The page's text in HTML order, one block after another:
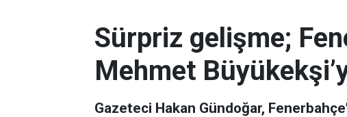
Sürpriz gelişme;
Mehmet
Gazeteci Hakan Gündoğar,